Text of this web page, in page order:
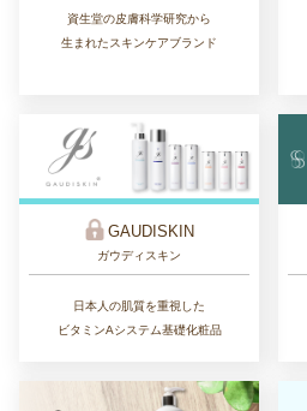
資生堂の皮膚科学研究から
生まれたスキンケアブランド
GAUDISKIN
ガウディスキン
日本人の肌質を重視した
ビタミンAシステム基礎化粧品